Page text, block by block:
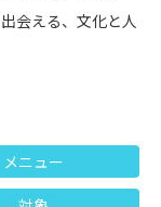
会える、文化と人
メニュー